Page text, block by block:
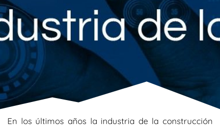
En los últimos años la industria de la construcción